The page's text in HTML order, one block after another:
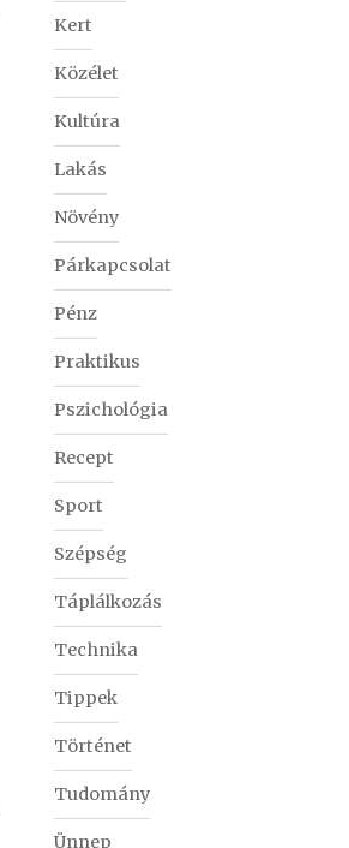
Kert
Közélet
Kultúra
Lakás
Növény
Párkapcsolat
Pénz
Praktikus
Pszichológia
Recept
Sport
Szépség
Táplálkozás
Technika
Tippek
Történet
Tudomány
Ünnep